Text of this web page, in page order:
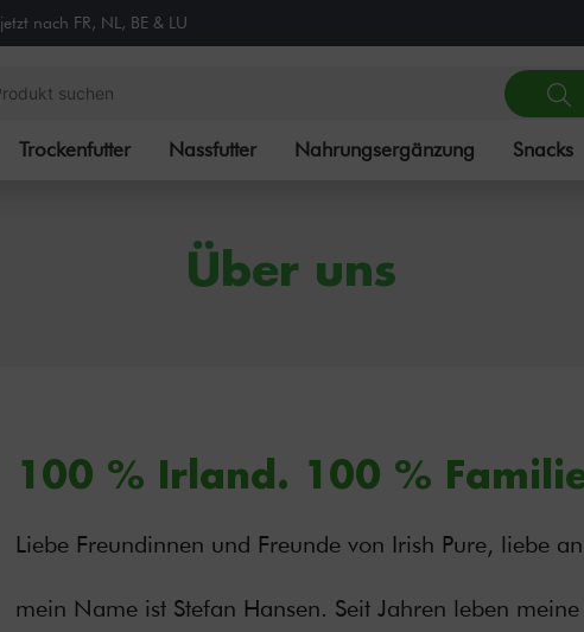
jetzt nach FR, NL, BE & LU
Trockenfutter Nassfutter Nahrungsergänzung Snacks
Über uns
100 % Irland. 100 %
Liebe Freundinnen und Freunde von Irish Pure, liebe
mein Name ist Stefan Hansen. Seit Jahren leben